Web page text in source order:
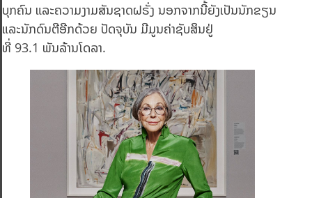
ບຸກຄົນ ແລະຄວາມງາມສັນຊາດຝຣັ່ງ ນອກຈາກນີ້ຍັງເປັນນັກຂຽນ
ແລະນັກດົນຕີອີກດ້ວຍ ປັດຈຸບັນ ມີມູນຄ່າຊັບສິນຢູ່
ທີ່ 93.1 ພັນລ້ານໂດລາ.